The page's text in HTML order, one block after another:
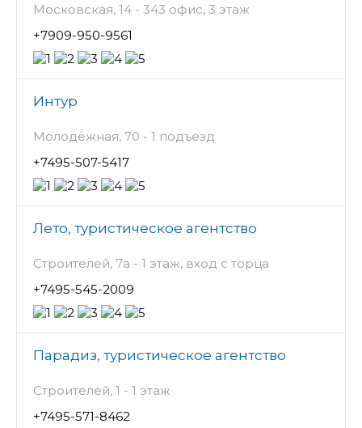
Московская, 14 - 343 офис, 3 этаж
+7909-950-9561
Интур
Молодёжная, 70 - 1 подъезд
+7495-507-5417
Лето, туристическое агентство
Строителей, 7а - 1 этаж, вход с торца
+7495-545-2009
Парадиз, туристическое агентство
Строителей, 1 - 1 этаж
+7495-571-8462